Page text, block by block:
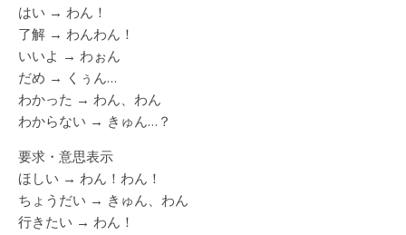
はい → わん！
了解 → わんわん！
いいよ → わぉん
だめ → くぅん…
わかった → わん、わん
わからない → きゅん…？
要求・意思表示
ほしい → わん！わん！
ちょうだい → きゅん、わん
行きたい → わん！